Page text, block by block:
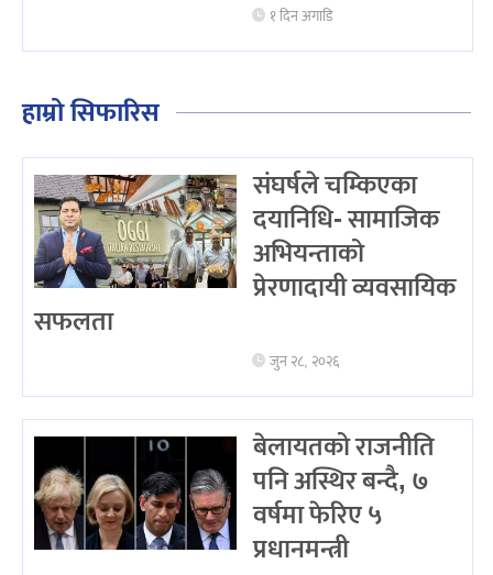
१ दिन अगाडि
हाम्रो सिफारिस
संघर्षले चम्किएका
दयानिधि- सामाजिक
अभियन्ताको
प्रेरणादायी व्यवसायिक
सफलता
जुन २८, २०२६
बेलायतको राजनीति
पनि अस्थिर बन्दै, ७
वर्षमा फेरिए ५
प्रधानमन्त्री